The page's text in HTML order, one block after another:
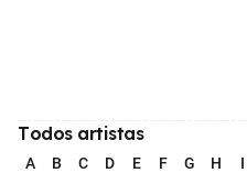
Todos artistas
A B C D E F G H I